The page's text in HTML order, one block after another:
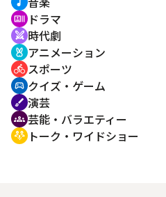
recent_actors ドラマ
swords 時代劇
cruelty_free アニメーション
directions_bike スポーツ
sports_esports クイズ・ゲーム
brush 演芸
groups 芸能・バラエティー
adaptive_audio_mic トーク・ワイドショー